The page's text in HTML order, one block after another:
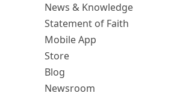
News & Knowledge
Statement of Faith
Mobile App
Store
Blog
Newsroom